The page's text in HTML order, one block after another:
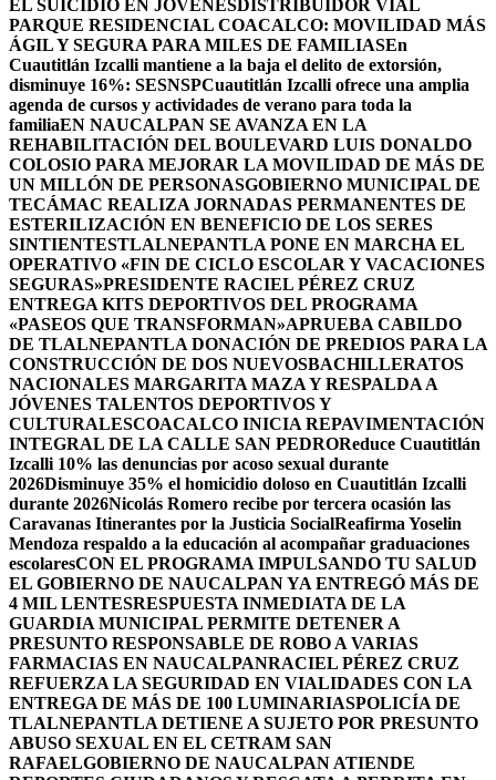
EL SUICIDIO EN JÓVENES DISTRIBUIDOR VIAL
PARQUE RESIDENCIAL COACALCO: MOVILIDAD MÁS
ÁGIL Y SEGURA PARA MILES DE FAMILIASEn
Cuautitlán Izcalli mantiene a la baja el delito de extorsión,
disminuye 16%: SESNSPCuautitlán Izcalli ofrece una amplia
agenda de cursos y actividades de verano para toda la
familiaEN NAUCALPAN SE AVANZA EN LA
REHABILITACIÓN DEL BOULEVARD LUIS DONALDO
COLOSIO PARA MEJORAR LA MOVILIDAD DE MÁS DE
UN MILLÓN DE PERSONASGOBIERNO MUNICIPAL DE
TECÁMAC REALIZA JORNADAS PERMANENTES DE
ESTERILIZACIÓN EN BENEFICIO DE LOS SERES
SINTIENTESTLALNEPANTLA PONE EN MARCHA EL
OPERATIVO «FIN DE CICLO ESCOLAR Y VACACIONES
SEGURAS»PRESIDENTE RACIEL PÉREZ CRUZ
ENTREGA KITS DEPORTIVOS DEL PROGRAMA
«PASEOS QUE TRANSFORMAN»APRUEBA CABILDO
DE TLALNEPANTLA DONACIÓN DE PREDIOS PARA LA
CONSTRUCCIÓN DE DOS NUEVOSBACHILLERATOS
NACIONALES MARGARITA MAZA Y RESPALDA A
JÓVENES TALENTOS DEPORTIVOS Y
CULTURALESCOACALCO INICIA REPAVIMENTACIÓN
INTEGRAL DE LA CALLE SAN PEDROReduce Cuautitlán
Izcalli 10% las denuncias por acoso sexual durante
2026Disminuye 35% el homicidio doloso en Cuautitlán Izcalli
durante 2026Nicolás Romero recibe por tercera ocasión las
Caravanas Itinerantes por la Justicia SocialReafirma Yoselin
Mendoza respaldo a la educación al acompañar graduaciones
escolaresCON EL PROGRAMA IMPULSANDO TU SALUD
EL GOBIERNO DE NAUCALPAN YA ENTREGÓ MÁS DE
4 MIL LENTESRESPUESTA INMEDIATA DE LA
GUARDIA MUNICIPAL PERMITE DETENER A
PRESUNTO RESPONSABLE DE ROBO A VARIAS
FARMACIAS EN NAUCALPANRACIEL PÉREZ CRUZ
REFUERZA LA SEGURIDAD EN VIALIDADES CON LA
ENTREGA DE MÁS DE 100 LUMINARIASPOLICÍA DE
TLALNEPANTLA DETIENE A SUJETO POR PRESUNTO
ABUSO SEXUAL EN EL CETRAM SAN
RAFAELGOBIERNO DE NAUCALPAN ATIENDE